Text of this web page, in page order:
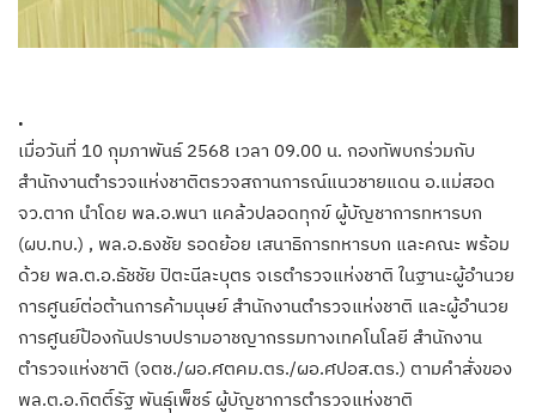
.
เมื่อวันที่ 10 กุมภาพันธ์ 2568 เวลา 09.00 น. กองทัพบกร่วมกับ
สำนักงานตำรวจแห่งชาติตรวจสถานการณ์แนวชายแดน อ.แม่สอด
จว.ตาก นำโดย พล.อ.พนา แคล้วปลอดทุกข์ ผู้บัญชาการทหารบก
(ผบ.ทบ.) , พล.อ.ธงชัย รอดย้อย เสนาธิการทหารบก และคณะ พร้อม
ด้วย พล.ต.อ.ธัชชัย ปิตะนีละบุตร จเรตำรวจแห่งชาติ ในฐานะผู้อำนวย
การศูนย์ต่อต้านการค้ามนุษย์ สำนักงานตำรวจแห่งชาติ และผู้อำนวย
การศูนย์ป้องกันปราบปรามอาชญากรรมทางเทคโนโลยี สำนักงาน
ตำรวจแห่งชาติ (จตช./ผอ.ศตคม.ตร./ผอ.ศปอส.ตร.) ตามคำสั่งของ
พล.ต.อ.กิตติ์รัฐ พันธุ์เพ็ชร์ ผู้บัญชาการตำรวจแห่งชาติ